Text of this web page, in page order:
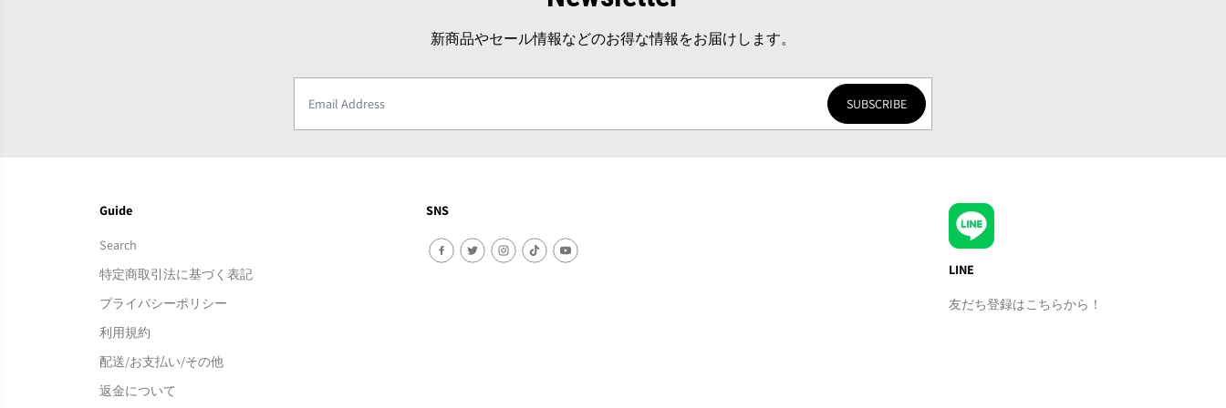
新商品やセール情報などのお得な情報をお届けします。
SUBSCRIBE
Guide
Search
特定商取引法に基づく表記
プライバシーポリシー
利用規約
配送/お支払い/その他
返金について
SNS
LINE
友だち登録はこちらから！